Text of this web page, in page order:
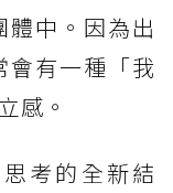
體中。因為出
會有一種「我
感。
考的全新結